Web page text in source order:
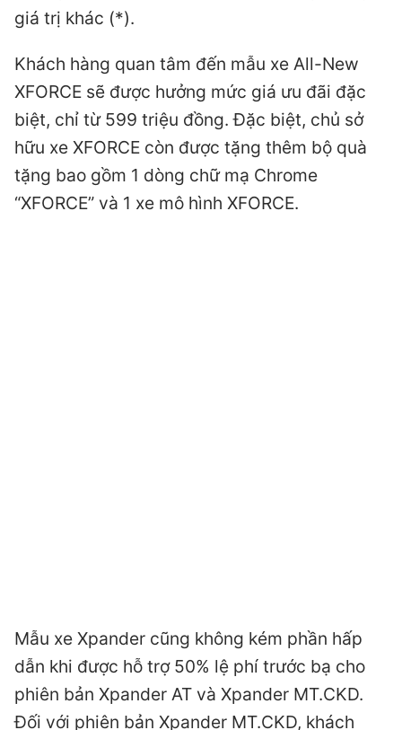
giá trị khác (*).
Khách hàng quan tâm đến mẫu xe All-New
XFORCE sẽ được hưởng mức giá ưu đãi đặc
biệt, chỉ từ 599 triệu đồng. Đặc biệt, chủ sở
hữu xe XFORCE còn được tặng thêm bộ quà
tặng bao gồm 1 dòng chữ mạ Chrome
“XFORCE” và 1 xe mô hình XFORCE.
Mẫu xe Xpander cũng không kém phần hấp
dẫn khi được hỗ trợ 50% lệ phí trước bạ cho
phiên bản Xpander AT và Xpander MT.CKD.
Đối với phiên bản Xpander MT.CKD, khách